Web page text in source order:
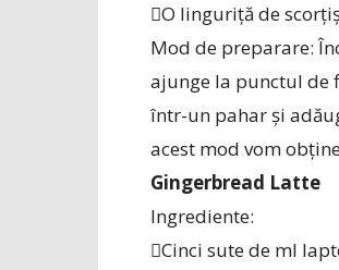
O linguriță de
Mod de preparare:
ajunge la punctul de
într-un pahar și
acest mod vom
Gingerbread Latte
Ingrediente:
Cinci sute de ml